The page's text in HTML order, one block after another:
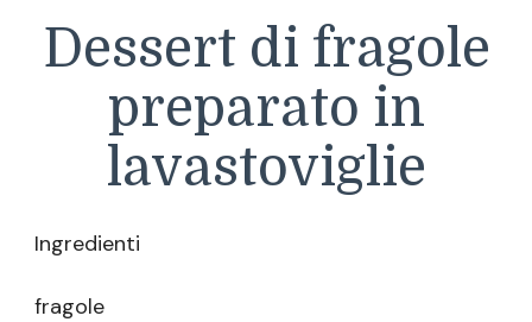
Dessert di fragole
preparato in
lavastoviglie
Ingredienti
fragole